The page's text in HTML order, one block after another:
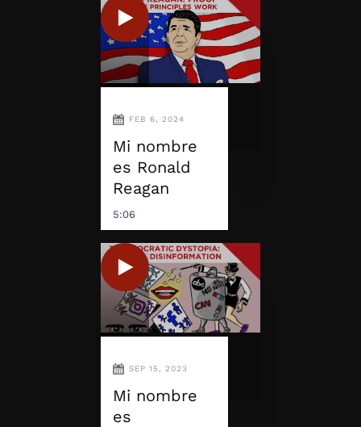
FEB 6, 2024
Mi nombre
es Ronald
Reagan
5:06
SEP 15, 2023
Mi nombre
es